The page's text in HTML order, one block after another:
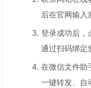
后在官网输入
登录成功后，
通过扫码绑定
在微信文件助
一键转发、自